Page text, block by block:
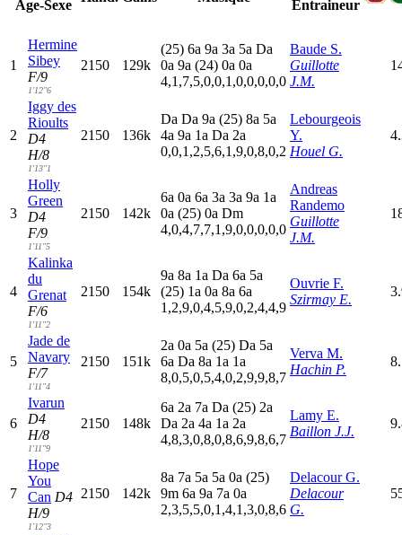
Age-Sexe Entraineur
1
Hermine
Sibey
F/9
1'12"6
2150 129k
(25) 6a 9a 3a 5a Da
0a 9a (24) 0a 0a
4,1,7,5,0,0,1,0,0,0,0,0
Baude S.
Guillotte
J.M.
2
Iggy des
Rioults
D4
H/8
1'13"1
2150 136k
Da Da 9a (25) 8a 5a
4a 9a 1a Da 2a
0,0,1,2,5,6,1,9,0,8,0,2
Lebourgeois
Y.
Houel G.
3
Holly
Green
D4
F/9
1'11"5
2150 142k
6a 0a 6a 3a 3a 9a 1a
0a (25) 0a Dm
4,0,4,7,7,1,9,0,0,0,0,0
Andreas
Randemo
Guillotte
J.M.
4
Kalinka
du
Grenat
F/6
1'11"2
2150 154k
9a 8a 1a Da 6a 5a
(25) 1a 0a 8a 6a
1,2,9,0,4,5,9,0,2,4,4,9
Ouvrie F.
Szirmay E.
5
Jade de
Navary
F/7
1'11"4
2150 151k
2a 0a 5a (25) Da 5a
6a Da 8a 1a 1a
8,0,5,0,5,4,0,2,9,9,8,7
Verva M.
Hachin P.
6
Ivarun
D4
H/8
1'11"9
2150 148k
6a 2a 7a Da (25) 2a
Da 2a 4a 1a 2a
4,8,3,0,8,0,8,6,9,8,6,7
Lamy E.
Baillon J.J.
7
Hope
You
Can D4
H/9
1'12"3
2150 142k
8a 7a 5a 5a 0a (25)
9m 6a 9a 7a 0a
2,3,5,5,0,1,4,1,3,0,8,6
Delacour G.
Delacour
G.